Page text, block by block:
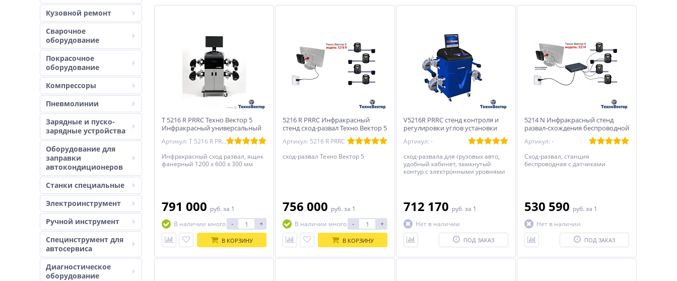
Кузовной ремонт
Сварочное
оборудование
Покрасочное
оборудование
Компрессоры
Пневмолинии
Зарядные и пуско-
зарядные устройства
Оборудование для
заправки
автокондиционеров
Станки специальные
Электроинструмент
Ручной инструмент
Специнструмент для
автосервиса
Диагностическое
оборудование
T 5216 R PRRC Техно Вектор 5
Инфракрасный универсальный
Артикул: T 5216 R PRRC
Инфракрасный сход развал, ящик
фанерный 1200 x 600 x 300 мм
791 000 руб. за 1
В наличии много
- +
В КОРЗИНУ
5216 R PRRC Инфракрасный
стенд сход-развал Техно Вектор 5
Артикул: 5216 R PRRC
сход-развал Техно Вектор 5
756 000 руб. за 1
В наличии много
- +
В КОРЗИНУ
V5216R PRRC стенд контроля и
регулировки углов установки
Артикул: -
сход-развала для грузовых авто,
удобный кабинет, замкнутый
контур с электронными уровнями
712 170 руб. за 1
Нет в наличии
ПОД ЗАКАЗ
5214 N Инфракрасный стенд
развал-схождения беспроводной
Артикул: -
Сход-развал, станция
беспроводная с датчиками
530 590 руб. за 1
Нет в наличии
ПОД ЗАКАЗ